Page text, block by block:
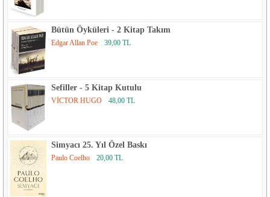
Bütün Öyküleri - 2 Kitap Takım
Edgar Allan Poe 39,00 TL
Sefiller - 5 Kitap Kutulu
VİCTOR HUGO 48,00 TL
Simyacı 25. Yıl Özel Baskı
Paulo Coelho 20,00 TL